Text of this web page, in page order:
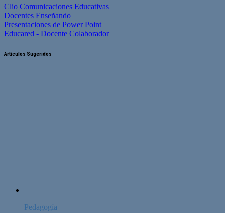
Clio Comunicaciones Educativas
Docentes Enseñando
Presentaciones de Power Point
Educared - Docente Colaborador
Artículos Sugeridos
Pedagogía